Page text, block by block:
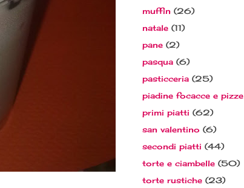
muffin (26)
natale (11)
pane (2)
pasqua (6)
pasticceria (25)
piadine focacce e pizze
primi piatti (62)
san valentino (6)
secondi piatti (44)
torte e ciambelle (50)
torte rustiche (23)